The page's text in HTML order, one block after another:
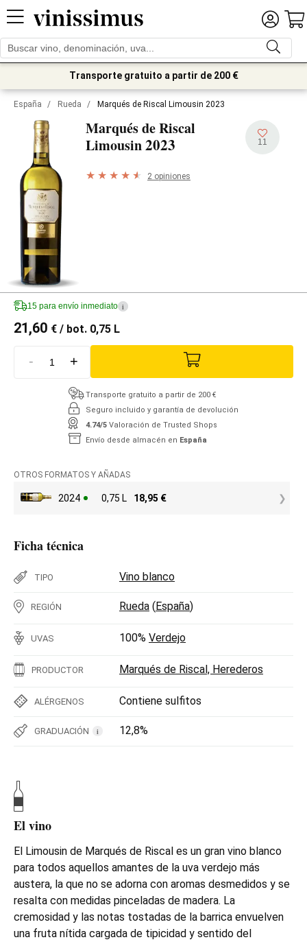
Transporte gratuito a partir de 200 €
España / Rueda / Marqués de Riscal Limousin 2023
Marqués de Riscal
Limousin2023 11
2 opiniones
15 para envío inmediato i
21,60 € / bot. 0,75 L
- +
Transporte gratuito a partir de 200 €
Seguro incluido y garantía de devolución
4.74/5 Valoración de Trusted Shops
Envío desde almacén en España
OTROS FORMATOS Y AÑADAS
2024 0,75 L 18,95 €
Ficha técnica
TIPO Vino blanco
REGIÓN Rueda (España)
UVAS 100% Verdejo
PRODUCTOR Marqués de Riscal, Herederos
ALÉRGENOS Contiene sulfitos
GRADUACIÓN i 12,8%
El vino
El Limousin de Marqués de Riscal es un gran vino blanco
para todos aquellos amantes de la uva verdejo más
austera, la que no se adorna con aromas desmedidos y se
resalta con medidas pinceladas de madera. La
cremosidad y las notas tostadas de la barrica envuelven
una fruta nítida cargada de tipicidad y sentido del